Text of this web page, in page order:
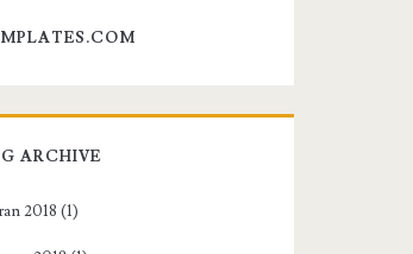
ARCHIVE
2018 (1)